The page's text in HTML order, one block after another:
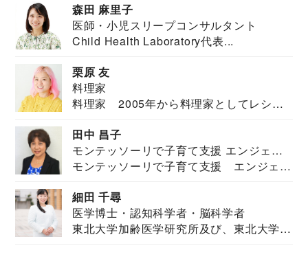
森田 麻里子
医師・小児スリープコンサルタント
Child Health Laboratory代表...
栗原 友
料理家
料理家 2005年から料理家としてレシピ
田中 昌子
モンテッソーリで子育て支援 エンジェル
ズハウス研究所所長
モンテッソーリで子育て支援 エンジェル
細田 千尋
医学博士・認知科学者・脳科学者
東北大学加齢医学研究所及び、東北大学大